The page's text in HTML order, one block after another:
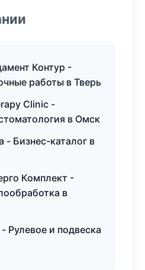
Контур -
работы в Тверь
Clinic -
в Омск
- Бизнес-каталог в
Комплект -
в
Рулевое и подвеска